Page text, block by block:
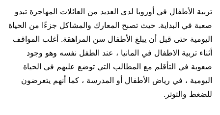
تربية الأطفال في أوروبا لدى العديد من العائلات المهاجرة تبدو
صعبة في البداية. حيث تصبح المعارك والمشاكل جزءًا من الحياة
اليومية حتى قبل أن يبلغ الأطفال سن المراهقة. أغلب المواقف
أثناء تربية الاطفال في المانيا ، عند الطفل نفسه وهو وجود
صعوبة في التأقلم مع المطالب التي توضع عليهم في الحياة
اليومية ، في رياض الأطفال أو المدرسة ، كما أنهم يتعرضون
للضغط والتوتر.